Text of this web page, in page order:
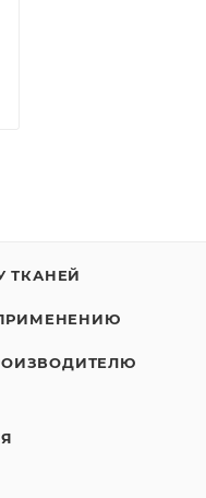
ТКАНЕЙ